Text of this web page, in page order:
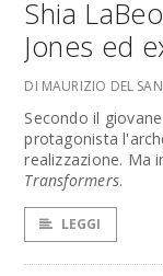
Shia
Jones ed
DI MAURIZIO DEL
Secondo il
protagonista
realizzazione. Ma
Transformers.
LEGGI